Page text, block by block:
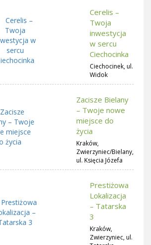
Cerelis –
Twoja
inwestycja
w sercu
Ciechocinka
Ciechocinek, ul.
Widok
Zacisze Bielany
– Twoje nowe
miejsce do
życia
Kraków,
Zwierzyniec/Bielany,
ul. Księcia Józefa
Prestiżowa
Lokalizacja
– Tatarska
3
Kraków,
Zwierzyniec, ul.